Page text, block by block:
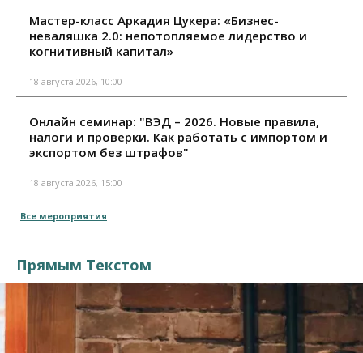
Мастер-класс Аркадия Цукера: «Бизнес-
неваляшка 2.0: непотопляемое лидерство и
когнитивный капитал»
18 августа 2026, 10:00
Онлайн семинар: "ВЭД – 2026. Новые правила,
налоги и проверки. Как работать с импортом и
экспортом без штрафов"
18 августа 2026, 15:00
Все мероприятия
Прямым Текстом